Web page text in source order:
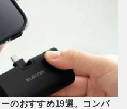
のおすすめ19選。コンパ